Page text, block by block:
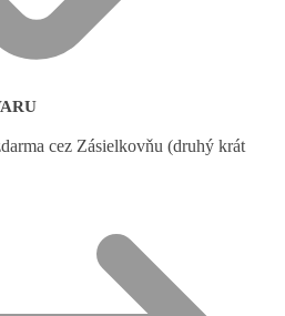
cez Zásielkovňu (druhý krát